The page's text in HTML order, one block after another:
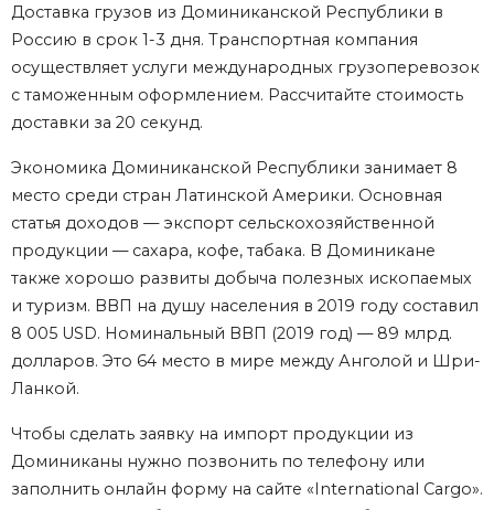
Доставка грузов из Доминиканской Республики в
Россию в срок 1-3 дня. Транспортная компания
осуществляет услуги международных грузоперевозок
с таможенным оформлением. Рассчитайте стоимость
доставки за 20 секунд.
Экономика Доминиканской Республики занимает 8
место среди стран Латинской Америки. Основная
статья доходов — экспорт сельскохозяйственной
продукции — сахара, кофе, табака. В Доминикане
также хорошо развиты добыча полезных ископаемых
и туризм. ВВП на душу населения в 2019 году составил
8 005 USD. Номинальный ВВП (2019 год) — 89 млрд.
долларов. Это 64 место в мире между Анголой и Шри-
Ланкой.
Чтобы сделать заявку на импорт продукции из
Доминиканы нужно позвонить по телефону или
заполнить онлайн форму на сайте «International Cargo».